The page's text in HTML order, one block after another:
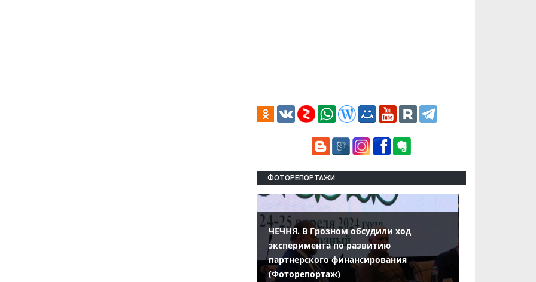
ФОТОРЕПОРТАЖИ
ЧЕЧНЯ. В Грозном обсудили ход
эксперимента по развитию
партнерского финансирования
(Фоторепортаж)